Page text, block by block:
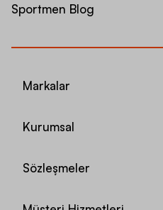
Sportmen Blog
Markalar
Kurumsal
Sözleşmeler